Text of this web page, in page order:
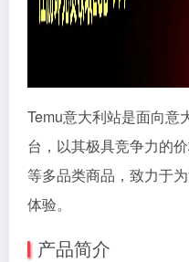
Temu意大利站是面向意
台，以其极具竞争力的
等多品类商品，致力于
体验。
产品简介